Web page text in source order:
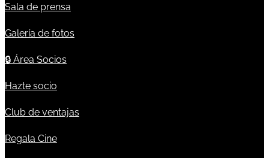
Sala de prensa
Galería de fotos
🔒 Área Socios
Hazte socio
Club de ventajas
Regala Cine